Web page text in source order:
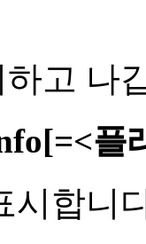
고 나
플
시합니